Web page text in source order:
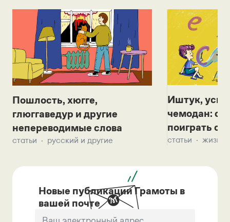
Пошлость, хюгге,
глюггаведур и другие
непереводимые слова
статьи русский и другие
Иштук,
чемодан:
поиграть с
статьи жизнь
Новые публикации Грамоты в
вашей почте